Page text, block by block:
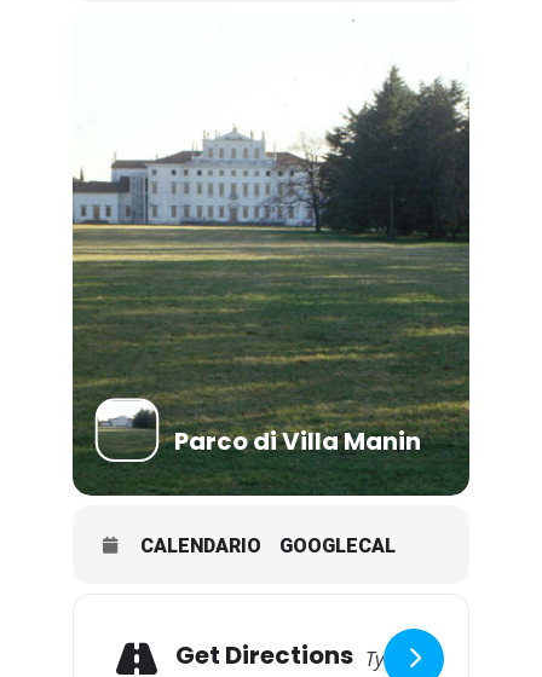
Parco di Villa Manin
CALENDARIO GOOGLECAL
Get Directions
Adresse